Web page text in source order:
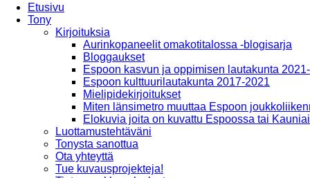
Etusivu
Tony
Kirjoituksia
Aurinkopaneelit omakotitalossa -blogisarja
Bloggaukset
Espoon kasvun ja oppimisen lautakunta
Espoon kulttuurilautakunta 2017-2021
Mielipidekirjoitukset
Miten länsimetro muuttaa Espoon
Elokuvia joita on kuvattu Espoossa tai
Luottamustehtäväni
Tonysta sanottua
Ota yhteyttä
Tue kuvausprojekteja!